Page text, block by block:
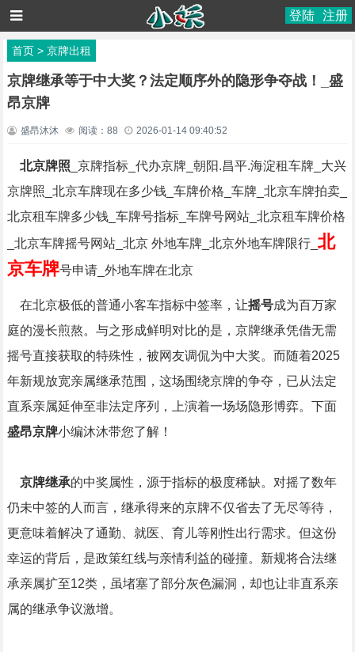
登陆 注册
首页> 京牌出租
京牌继承等于中大奖？法定顺序外的隐形争夺战！_盛
昂京牌
盛昂沐沐 阅读： 88 2026-01-14 09:40:52
北京牌照 _京牌指标_代办京牌_朝阳.昌平.海淀租车牌_大兴
京牌照_北京车牌现在多少钱_车牌价格_车牌_北京车牌拍卖_
北京租车牌多少钱_车牌号指标_车牌号网站_北京租车牌价格
_北京车牌摇号网站_北京 外地车牌_北京外地车牌限行_ 北
京车牌号申请_外地车牌在北京
在北京极低的普通小客车指标中签率，让摇号成为百万家
庭的漫长煎熬。与之形成鲜明对比的是，京牌继承凭借无需
摇号直接获取的特殊性，被网友调侃为中大奖。而随着2025
年新规放宽亲属继承范围，这场围绕京牌的争夺，已从法定
直系亲属延伸至非法定序列，上演着一场场隐形博弈。下面
盛昂京牌小编沐沐带您了解！
京牌继承的中奖属性，源于指标的极度稀缺。对摇了数年
仍未中签的人而言，继承得来的京牌不仅省去了无尽等待，
更意味着解决了通勤、就医、育儿等刚性出行需求。但这份
幸运的背后，是政策红线与亲情利益的碰撞。新规将合法继
承亲属扩至12类，虽堵塞了部分灰色漏洞，却也让非直系亲
属的继承争议激增。